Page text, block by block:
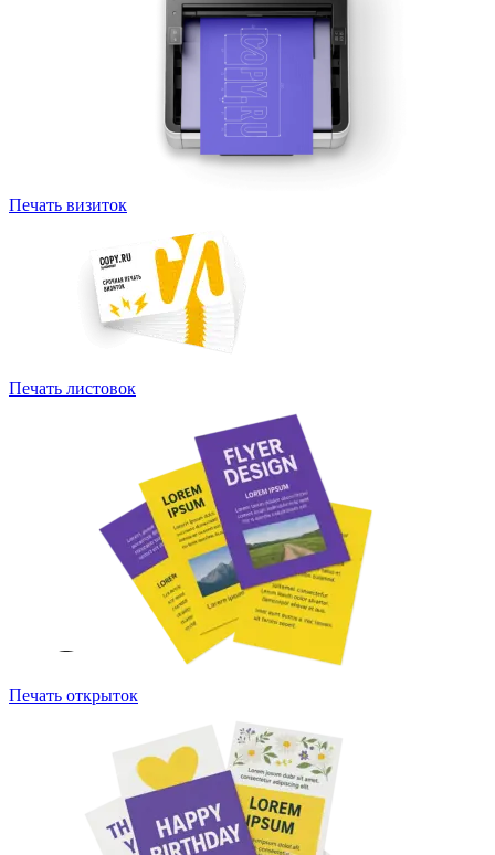
Печать визиток
Печать листовок
Печать открыток